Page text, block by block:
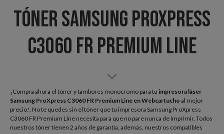
Tóner Samsung ProXpress
C3060 FR Premium Line
¡Compra ahora el tóner y tambores monocromo para tu impresora láser
Samsung ProXpress C3060 FR Premium Line en Webcartucho al mejor
precio!. No te quedes sin el tóner que tu impresora Samsung ProXpress
C3060 FR Premium Line necesita para que no pare nunca de imprimir. Todos
nuestros tóner tienen 2 años de garantía, además, nuestros compatibles